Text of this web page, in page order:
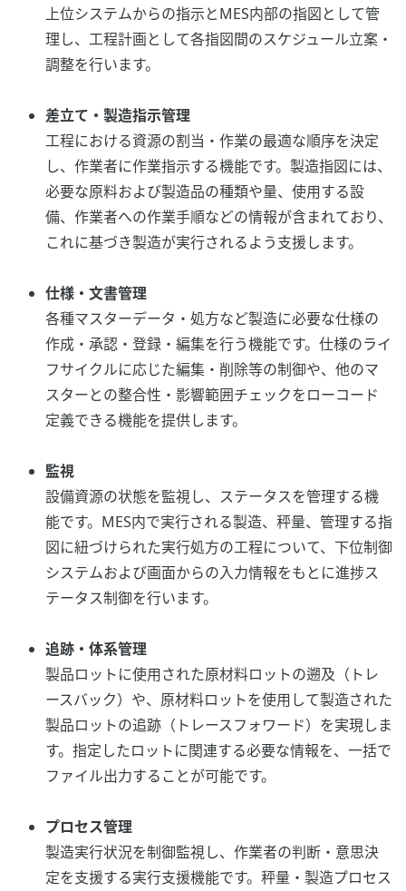
上位システムからの指示とMES内部の指図として管
理し、工程計画として各指図間のスケジュール立案・
調整を行います。
差立て・製造指示管理
工程における資源の割当・作業の最適な順序を決定
し、作業者に作業指示する機能です。製造指図には、
必要な原料および製造品の種類や量、使用する設
備、作業者への作業手順などの情報が含まれており、
これに基づき製造が実行されるよう支援します。
仕様・文書管理
各種マスターデータ・処方など製造に必要な仕様の
作成・承認・登録・編集を行う機能です。仕様のライ
フサイクルに応じた編集・削除等の制御や、他のマ
スターとの整合性・影響範囲チェックをローコード
定義できる機能を提供します。
監視
設備資源の状態を監視し、ステータスを管理する機
能です。MES内で実行される製造、秤量、管理する指
図に紐づけられた実行処方の工程について、下位制御
システムおよび画面からの入力情報をもとに進捗ス
テータス制御を行います。
追跡・体系管理
製品ロットに使用された原材料ロットの遡及（トレ
ースバック）や、原材料ロットを使用して製造された
製品ロットの追跡（トレースフォワード）を実現しま
す。指定したロットに関連する必要な情報を、一括で
ファイル出力​することが可能です。
プロセス管理
製造実行状況を制御監視し、作業者の判断・意思決
定を支援する実行支援機能です。秤量・製造プロセス